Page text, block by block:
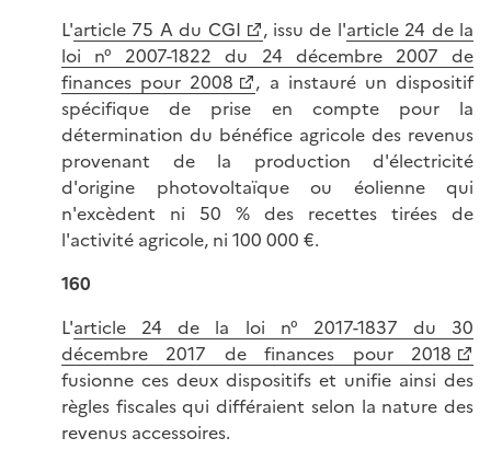
L'article 75 A du CGI , issu de l'article 24 de la
loi n° 2007-1822 du 24 décembre 2007 de
finances pour 2008
, a instauré un dispositif
spécifique de prise en compte pour la
détermination du bénéfice agricole des revenus
provenant de la production d'électricité
d'origine photovoltaïque ou éolienne qui
n'excèdent ni 50 % des recettes tirées de
l'activité agricole, ni 100 000 €.
160
L'article 24 de la loi n° 2017-1837 du 30
décembre 2017 de finances pour 2018
fusionne ces deux dispositifs et unifie ainsi des
règles fiscales qui différaient selon la nature des
revenus accessoires.